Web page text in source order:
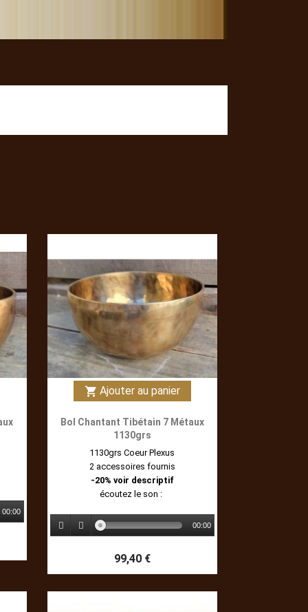
00:00
shopping_cart Ajouter au panier
Bol Chantant Tibétain 7 Métaux
1130grs
1130grs Coeur Plexus
2 accessoires fournis
-20% voir descriptif
écoutez le son :
00:00
99,40 €